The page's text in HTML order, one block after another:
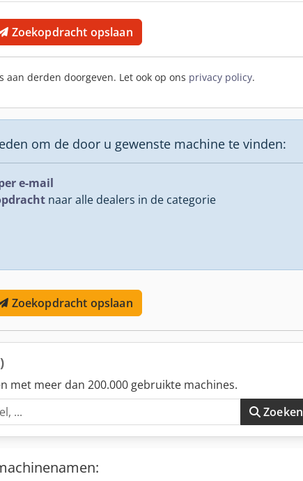
Zoekopdracht opslaan
derden doorgeven. Let ook op ons privacy policy.
om de door u gewenste machine te vinden:
e-mail
naar alle dealers in de categorie
Zoekopdracht opslaan
met meer dan 200.000 gebruikte machines.
Zoeken